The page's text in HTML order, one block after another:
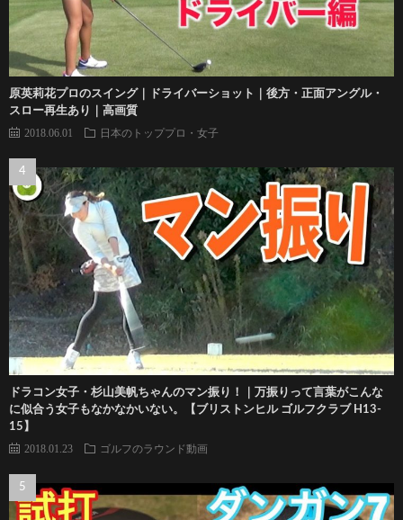
原英莉花プロのスイング｜ドライバーショット｜後方・正面アングル・
スロー再生あり｜高画質
2018.06.01 日本のトッププロ・女子
ドラコン女子・杉山美帆ちゃんのマン振り！｜万振りって言葉がこんな
に似合う女子もなかなかいない。【ブリストンヒル ゴルフクラブ H13-
15】
2018.01.23 ゴルフのラウンド動画